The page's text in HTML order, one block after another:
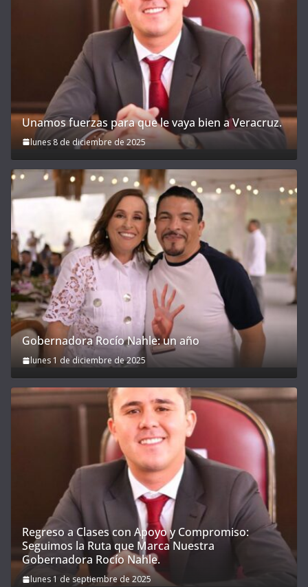
Unamos fuerzas para que le vaya bien a Veracruz.
lunes 8 de diciembre de 2025
Gobernadora Rocío Nahle: un año
lunes 1 de diciembre de 2025
Regreso a Clases con Apoyo y Compromiso:
Seguimos la Ruta que Marca Nuestra
Gobernadora Rocío Nahle.
lunes 1 de septiembre de 2025